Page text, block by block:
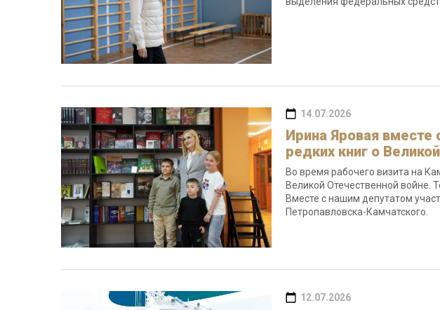
14.07.2026
Ирина Яровая вместе
редких книг о
Во время рабочего визита на
Великой Отечественной войне.
Вместе с нашим депутатом
Петропавловска-Камчатского.
12.07.2026